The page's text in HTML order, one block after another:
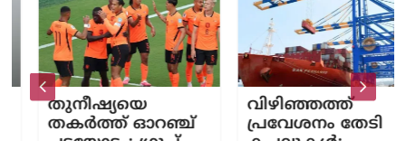
തുനീഷ്യയെ
തകർത്ത് ഓറഞ്ച്
വിഴിഞ്ഞത്ത്
പ്രവേശനം തേടി